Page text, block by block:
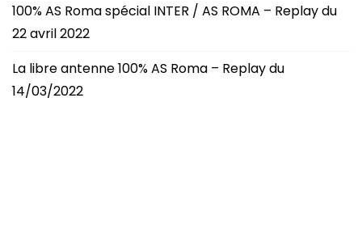
100% AS Roma spécial INTER / AS ROMA – Replay du
22 avril 2022
La libre antenne 100% AS Roma – Replay du
14/03/2022